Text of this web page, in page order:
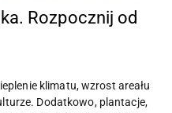
Rozpocznij od
klimatu, wzrost areału
Dodatkowo, plantacje,